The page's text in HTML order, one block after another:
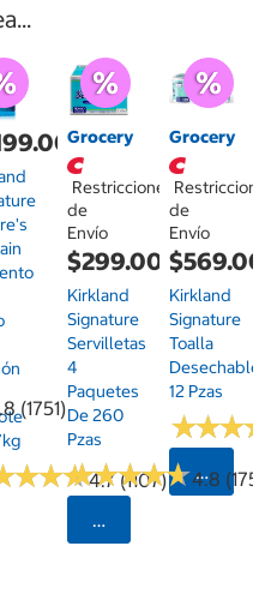
(1751)
★★★
★★★4.7 (1107)
Grocery
Restricciones
de
Envío
$299.00
Kirkland
Signature
Servilletas
4
Paquetes
De 260
Pzas
★★★★★
★★★★★4.8 (175)
Seleccionar
Grocery
de
Envío
$569.00
Kirkland
Signature
Toalla
Desechable
12 Pzas
★★★
★★★